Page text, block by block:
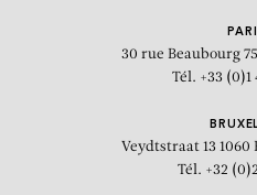
30 rue Beaubourg
Tél. +33 (0)1
Veydtstraat 13 1060
Tél. +32 (0)2